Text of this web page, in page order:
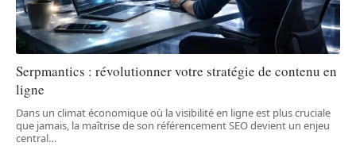
Serpmantics : révolutionner votre stratégie de contenu en
ligne
Dans un climat économique où la visibilité en ligne est plus cruciale
que jamais, la maîtrise de son référencement SEO devient un enjeu
central…